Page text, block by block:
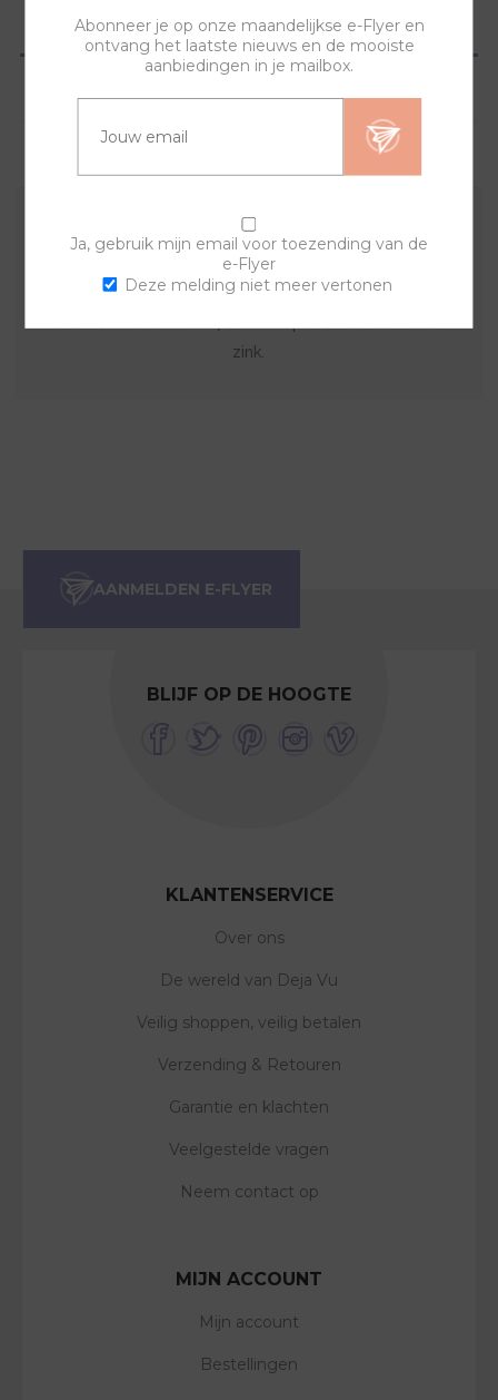
OVERZICHT
Een origineel horloge zelf samenstellen? Dat is
mogelijk met deze tombak sierringen en de
horlogebanden. Combineer en creëer zo vaak je zelf
zink.
BLIJF OP DE HOOGTE
KLANTENSERVICE
Over ons
De wereld van Deja Vu
Veilig shoppen, veilig betalen
Verzending & Retouren
Garantie en klachten
Veelgestelde vragen
Neem contact op
MIJN ACCOUNT
Mijn account
Bestellingen
Abonneer je op onze maandelijkse e-Flyer en
ontvang het laatste nieuws en de mooiste
aanbiedingen in je mailbox.
Ja, gebruik mijn email voor toezending van de
e-Flyer
Deze melding niet meer vertonen